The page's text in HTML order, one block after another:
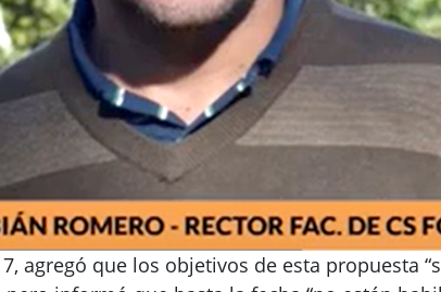
agregó que los objetivos de esta propuesta